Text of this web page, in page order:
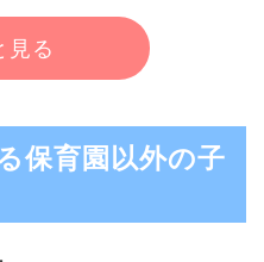
見る
保育園以外の子